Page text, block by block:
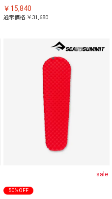
￥15,840
通常価格 ￥31,680
sale
50%OFF